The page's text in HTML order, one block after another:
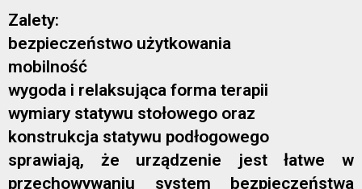
Zalety:
bezpieczeństwo użytkowania
mobilność
wygoda i relaksująca forma terapii
wymiary statywu stołowego oraz
konstrukcja statywu podłogowego
sprawiają, że urządzenie jest łatwe w
przechowywaniu system bezpieczeństwa